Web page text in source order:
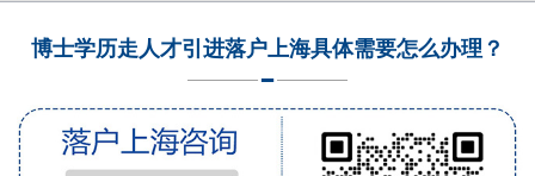
博士学历走人才引进落户上海具体需要怎么办理？